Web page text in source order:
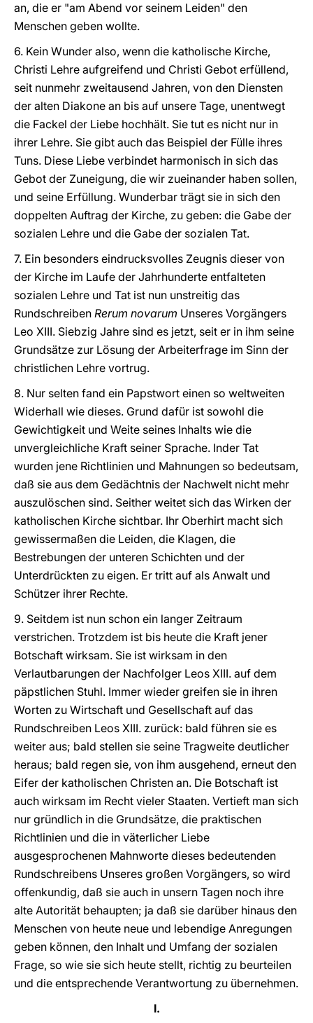
an, die er "am Abend vor seinem Leiden" den
Menschen geben wollte.
6. Kein Wunder also, wenn die katholische Kirche,
Christi Lehre aufgreifend und Christi Gebot erfüllend,
seit nunmehr zweitausend Jahren, von den Diensten
der alten Diakone an bis auf unsere Tage, unentwegt
die Fackel der Liebe hochhält. Sie tut es nicht nur in
ihrer Lehre. Sie gibt auch das Beispiel der Fülle ihres
Tuns. Diese Liebe verbindet harmonisch in sich das
Gebot der Zuneigung, die wir zueinander haben sollen,
und seine Erfüllung. Wunderbar trägt sie in sich den
doppelten Auftrag der Kirche, zu geben: die Gabe der
sozialen Lehre und die Gabe der sozialen Tat.
7. Ein besonders eindrucksvolles Zeugnis dieser von
der Kirche im Laufe der Jahrhunderte entfalteten
sozialen Lehre und Tat ist nun unstreitig das
Rundschreiben Rerum novarum Unseres Vorgängers
Leo XIII. Siebzig Jahre sind es jetzt, seit er in ihm seine
Grundsätze zur Lösung der Arbeiterfrage im Sinn der
christlichen Lehre vortrug.
8. Nur selten fand ein Papstwort einen so weltweiten
Widerhall wie dieses. Grund dafür ist sowohl die
Gewichtigkeit und Weite seines Inhalts wie die
unvergleichliche Kraft seiner Sprache. Inder Tat
wurden jene Richtlinien und Mahnungen so bedeutsam,
daß sie aus dem Gedächtnis der Nachwelt nicht mehr
auszulöschen sind. Seither weitet sich das Wirken der
katholischen Kirche sichtbar. Ihr Oberhirt macht sich
gewissermaßen die Leiden, die Klagen, die
Bestrebungen der unteren Schichten und der
Unterdrückten zu eigen. Er tritt auf als Anwalt und
Schützer ihrer Rechte.
9. Seitdem ist nun schon ein langer Zeitraum
verstrichen. Trotzdem ist bis heute die Kraft jener
Botschaft wirksam. Sie ist wirksam in den
Verlautbarungen der Nachfolger Leos XIII. auf dem
päpstlichen Stuhl. Immer wieder greifen sie in ihren
Worten zu Wirtschaft und Gesellschaft auf das
Rundschreiben Leos XIII. zurück: bald führen sie es
weiter aus; bald stellen sie seine Tragweite deutlicher
heraus; bald regen sie, von ihm ausgehend, erneut den
Eifer der katholischen Christen an. Die Botschaft ist
auch wirksam im Recht vieler Staaten. Vertieft man sich
nur gründlich in die Grundsätze, die praktischen
Richtlinien und die in väterlicher Liebe
ausgesprochenen Mahnworte dieses bedeutenden
Rundschreibens Unseres großen Vorgängers, so wird
offenkundig, daß sie auch in unsern Tagen noch ihre
alte Autorität behaupten; ja daß sie darüber hinaus den
Menschen von heute neue und lebendige Anregungen
geben können, den Inhalt und Umfang der sozialen
Frage, so wie sie sich heute stellt, richtig zu beurteilen
und die entsprechende Verantwortung zu übernehmen.
I.